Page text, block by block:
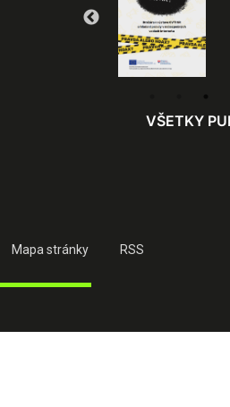
VŠETKY
Mapa stránky RSS